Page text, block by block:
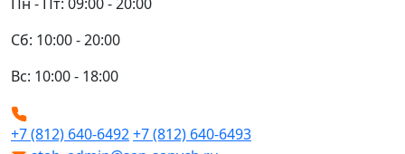
Сб: 10:00 - 20:00
Вс: 10:00 - 18:00
+7 (812) 640-6492+7 (812) 640-6493